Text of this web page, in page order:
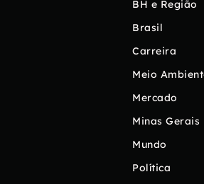
BH e Região
Brasil
Carreira
Meio
Mercado
Minas Gerais
Mundo
Política